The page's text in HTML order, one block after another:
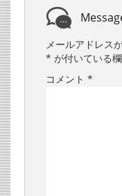
メールアドレス
* が付いている
コメント *